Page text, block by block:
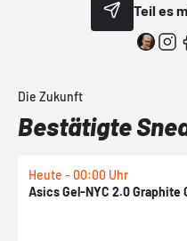
Teil es
Die Zukunft
Bestätigte
Heute - 00:00 Uhr
Asics Gel-NYC 2.0 Graphite